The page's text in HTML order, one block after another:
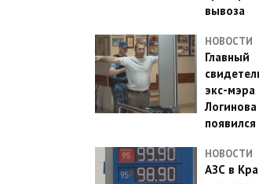
вывоза
НОВОСТИ
Главный
экс-мэра
Логинова
появился
НОВОСТИ
АЗС в